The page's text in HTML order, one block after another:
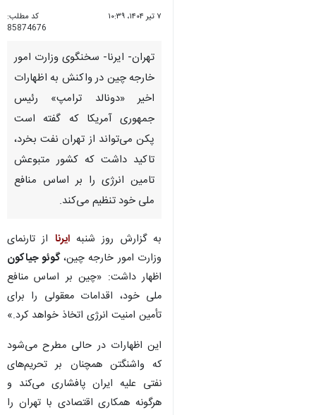
۷ تیر ۱۴۰۴، ۱۰:۳۹
کد مطلب:
85874676
تهران- ایرنا- سخنگوی وزارت امور
خارجه چین در واکنش به اظهارات
اخیر «دونالد ترامپ» رئیس
جمهوری آمریکا که گفته است
پکن می‌تواند از تهران نفت بخرد،
تاکید داشت که کشور متبوعش
تامین انرژی را بر اساس منافع
ملی خود تنظیم می‌کند.
به گزارش روز شنبهایرنا از تارنمای
وزارت امور خارجه چین،گوئو جیاکون
اظهار داشت: «چین بر اساس منافع
ملی خود، اقدامات معقولی را برای
تأمین امنیت انرژی اتخاذ خواهد کرد.»
این اظهارات در حالی مطرح می‌شود
که واشنگتن همچنان بر تحریم‌های
نفتی علیه ایران پافشاری می‌کند و
هرگونه همکاری اقتصادی با تهران را